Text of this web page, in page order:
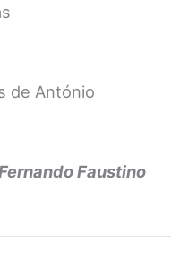
de António
Faustino